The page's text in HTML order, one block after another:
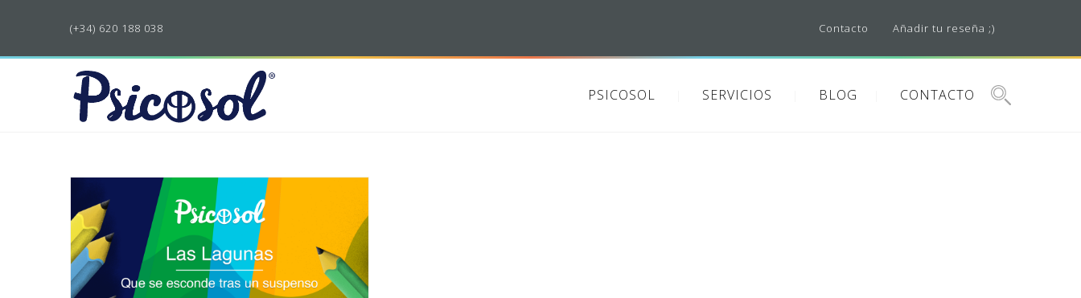
(+34) 620 188 038 Añadir tu reseña ;)
Contacto
PSICOSOL SERVICIOS BLOG CONTACTO